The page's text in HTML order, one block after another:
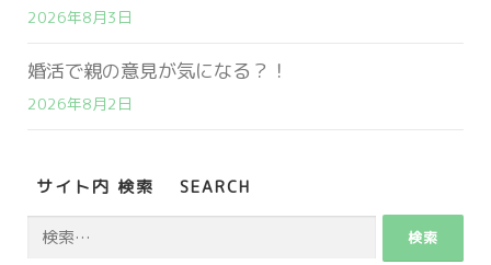
2026年8月3日
婚活で親の意見が気になる？！
2026年8月2日
サイト内 検索 SEARCH
検